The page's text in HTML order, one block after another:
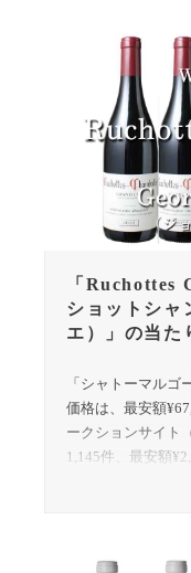
「Ruchottes
ショットシャ
エ）」の当た
「シャトーマルゴ
価格は、最安額
ークションサイト
1,145件、最安額